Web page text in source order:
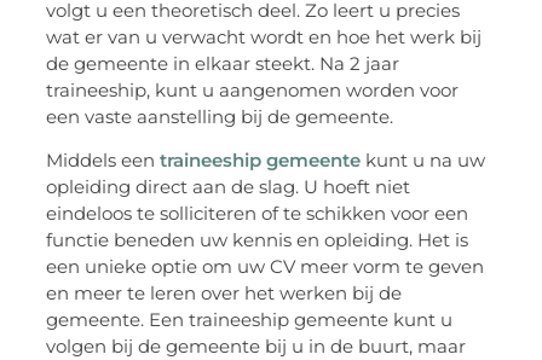
volgt u een theoretisch deel. Zo leert u precies
wat er van u verwacht wordt en hoe het werk bij
de gemeente in elkaar steekt. Na 2 jaar
traineeship, kunt u aangenomen worden voor
een vaste aanstelling bij de gemeente.
Middels eentraineeship gemeente kunt u na uw
opleiding direct aan de slag. U hoeft niet
eindeloos te solliciteren of te schikken voor een
functie beneden uw kennis en opleiding. Het is
een unieke optie om uw CV meer vorm te geven
en meer te leren over het werken bij de
gemeente. Een traineeship gemeente kunt u
volgen bij de gemeente bij u in de buurt, maar